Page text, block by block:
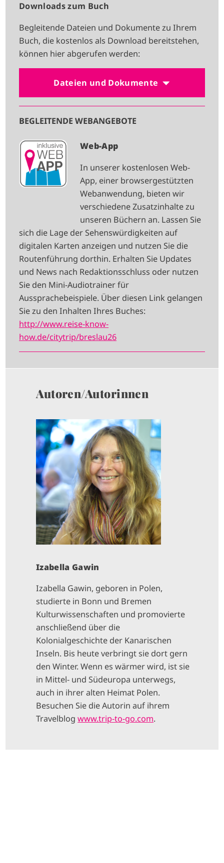
Downloads zum Buch
Begleitende Dateien und Dokumente zu Ihrem
Buch, die kostenlos als Download bereitstehen,
können hier abgerufen werden:
Dateien und Dokumente
BEGLEITENDE WEBANGEBOTE
I
M
G
Web-App
In unserer kostenlosen Web-
App, einer browsergestützten
Webanwendung, bieten wir
verschiedene Zusatzinhalte zu
unseren Büchern an. Lassen Sie
sich die Lage der Sehenswürdigkeiten auf
digitalen Karten anzeigen und nutzen Sie die
Routenführung dorthin. Erhalten Sie Updates
und News nach Redaktionsschluss oder nutzen
Sie den Mini-Audiotrainer für
Aussprachebeispiele. Über diesen Link gelangen
Sie zu den Inhalten Ihres Buches:
http://www.reise-know-
how.de/citytrip/breslau26
Autoren/Autorinnen
I
M
A
G
E
Izabella Gawin
Izabella Gawin, geboren in Polen,
studierte in Bonn und Bremen
Kulturwissenschaften und promovierte
anschließend über die
Kolonialgeschichte der Kanarischen
Inseln. Bis heute verbringt sie dort gern
den Winter. Wenn es wärmer wird, ist sie
in Mittel- und Südeuropa unterwegs,
auch in ihrer alten Heimat Polen.
Besuchen Sie die Autorin auf ihrem
Travelblogwww.trip-to-go.com.